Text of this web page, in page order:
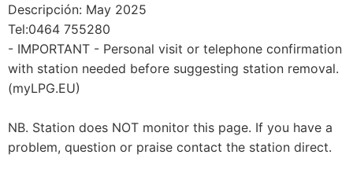
Descripción: May 2025
Tel:0464 755280
- IMPORTANT - Personal visit or telephone confirmation
with station needed before suggesting station removal.
(myLPG.EU)
NB. Station does NOT monitor this page. If you have a
problem, question or praise contact the station direct.